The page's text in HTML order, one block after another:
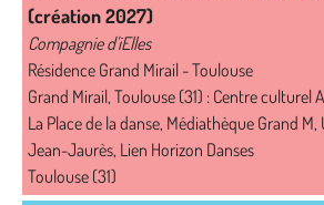
(création 2027)
Compagnie d'iElles
Résidence Grand Mirail - Toulouse
Grand Mirail, Toulouse (31) : Centre culturel
La Place de la danse, Médiathèque Grand
Jean-Jaurès, Lien Horizon Danses
Toulouse (31)